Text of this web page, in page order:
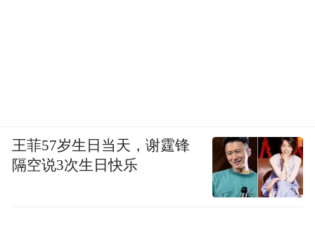
王菲57岁生日当天，谢霆锋
隔空说3次生日快乐